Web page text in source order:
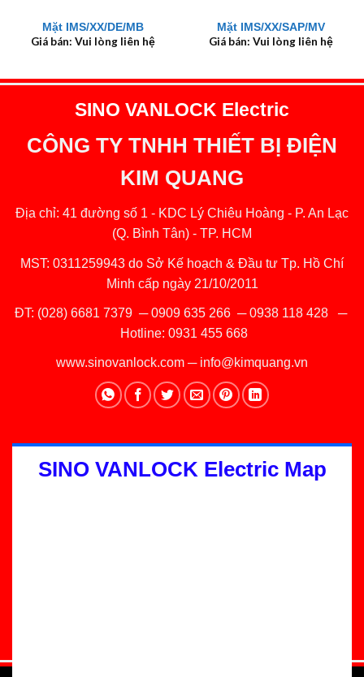
Mặt IMS/XX/DE/MB
Giá bán: Vui lòng liên hệ
Mặt IMS/XX/SAP/MV
Giá bán: Vui lòng liên hệ
SINO VANLOCK Electric
CÔNG TY TNHH THIẾT BỊ ĐIỆN
KIM QUANG
Địa chỉ: 41 đường số 1 - KDC Lý Chiêu Hoàng - P. An Lạc
(Q. Bình Tân) - TP. HCM
MST: 0311259943 do Sở Kế hoạch & Đầu tư Tp. Hồ Chí
Minh cấp ngày 21/10/2011
ĐT: (028) 6681 7379 ─0909 635 266─0938 118 428─
Hotline: 0931 455 668
www.sinovanlock.com ─ info@kimquang.vn
SINO VANLOCK Electric Map